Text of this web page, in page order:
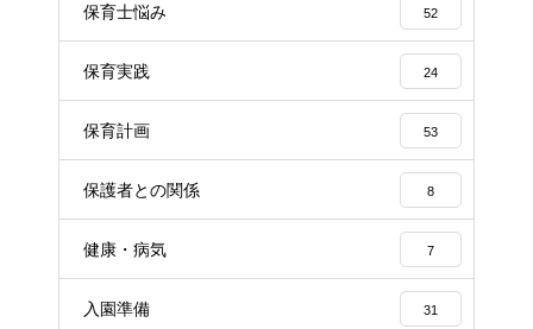
保育士悩み 52
保育実践 24
保育計画 53
保護者との関係 8
健康・病気 7
入園準備 31